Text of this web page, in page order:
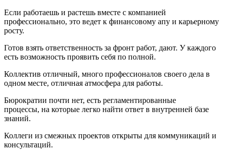
Если работаешь и растешь вместе с компанией
профессионально, это ведет к финансовому апу и карьерному
росту.
Готов взять ответственность за фронт работ, дают. У каждого
есть возможность проявить себя по полной.
Коллектив отличный, много профессионалов своего дела в
одном месте, отличная атмосфера для работы.
Бюрократии почти нет, есть регламентированные
процессы, на которые легко найти ответ в внутренней базе
знаний.
Коллеги из смежных проектов открыты для коммуникаций и
консультаций.